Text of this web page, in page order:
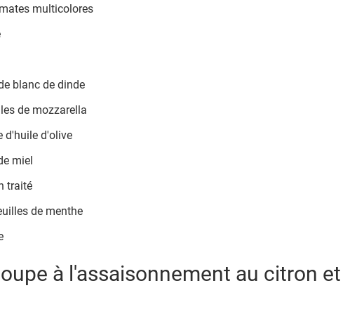
multicolores
blanc de dinde
de mozzarella
d'huile d'olive
miel
traité
de menthe
à l'assaisonnement au citron et